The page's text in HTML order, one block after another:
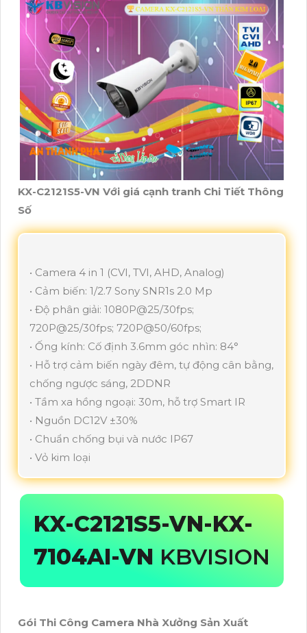
KX-C2121S5-VN Với giá cạnh tranh Chi Tiết Thông
Số
• Camera 4 in 1 (CVI, TVI, AHD, Analog)
• Cảm biến: 1/2.7 Sony SNR1s 2.0 Mp
• Độ phân giải: 1080P@25/30fps;
720P@25/30fps; 720P@50/60fps;
• Ống kính: Cố định 3.6mm góc nhìn: 84°
• Hỗ trợ cảm biến ngày đêm, tự động cân bằng,
chống ngược sáng, 2DDNR
• Tầm xa hồng ngoại: 30m, hỗ trợ Smart IR
• Nguồn DC12V ±30%
• Chuẩn chống bụi và nước IP67
• Vỏ kim loại
KX-C2121S5-VN-KX-
7104AI-VN KBVISION
Gói Thi Công Camera Nhà Xưởng Sản Xuất